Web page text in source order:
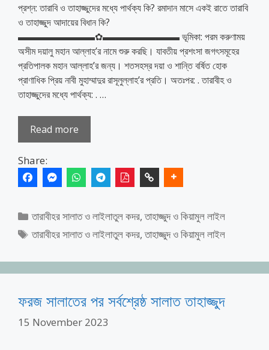
প্রশ্ন: তারাবি ও তাহাজ্জুদের মধ্যে পার্থক্য কি? রমাদান মাসে একই রাতে তারাবি
ও তাহাজ্জুদ আদায়ের বিধান কি?
▬▬▬▬▬▬▬▬✿▬▬▬▬▬▬▬▬ ভূমিকা: পরম করুণাময়
অসীম দয়ালু মহান আল্লাহ’র নামে শুরু করছি। যাবতীয় প্রশংসা জগৎসমূহের
প্রতিপালক মহান আল্লাহ’র জন্য। শতসহস্র দয়া ও শান্তি বর্ষিত হোক
প্রাণাধিক প্রিয় নাবী মুহাম্মাদুর রাসূলুল্লাহ’র প্রতি। অতঃপর: . তারাবীহ ও
তাহাজ্জুদের মধ্যে পার্থক্য: . …
Read more
Share:
Categories
তারাবীহর সালাত ও লাইলাতুল কদর,তাহাজ্জুদ ও কিয়ামুল লাইল
Tags
তারাবীহর সালাত ও লাইলাতুল কদর,তাহাজ্জুদ ও কিয়ামুল লাইল
ফরজ সালাতের পর সর্বশ্রেষ্ঠ সালাত তাহাজ্জুদ
15 November 2023